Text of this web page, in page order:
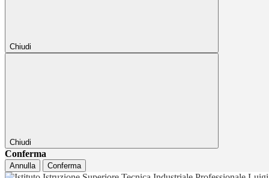
Chiudi
Chiudi
Conferma
Annulla Conferma